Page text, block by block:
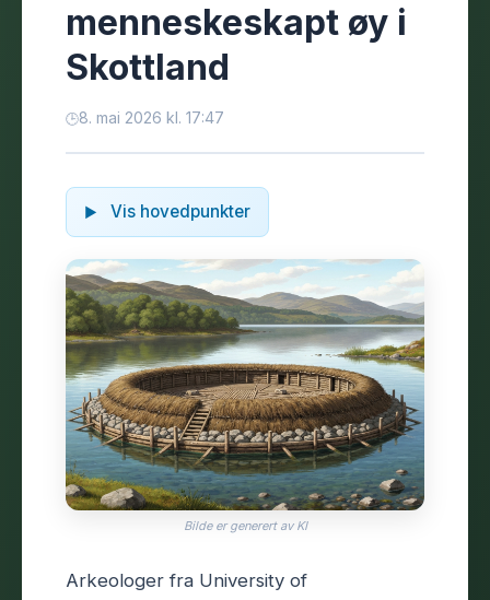
menneskeskapt øy i
Skottland
8. mai 2026 kl. 17:47
Vis hovedpunkter
Bilde er generert av KI
Arkeologer fra University of